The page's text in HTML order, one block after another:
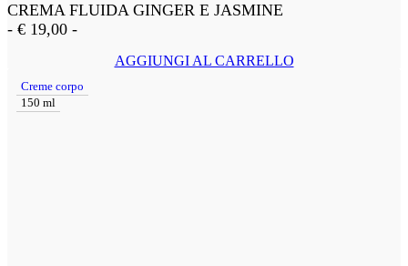
CREMA FLUIDA GINGER E JASMINE
- € 19,00 -
AGGIUNGI AL CARRELLO
Creme corpo
150 ml